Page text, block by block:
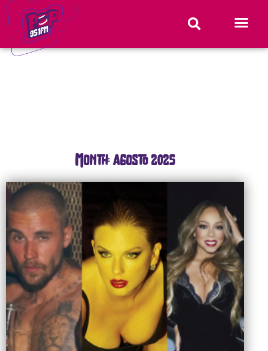
Month: agosto 2025